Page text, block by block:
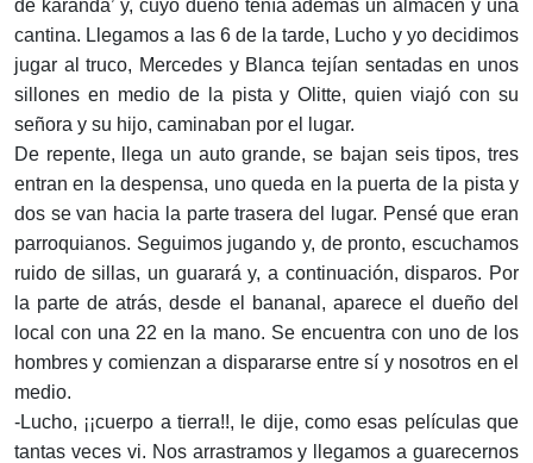
de karanda’ y, cuyo dueño tenía además un almacén y una
cantina. Llegamos a las 6 de la tarde, Lucho y yo decidimos
jugar al truco, Mercedes y Blanca tejían sentadas en unos
sillones en medio de la pista y Olitte, quien viajó con su
señora y su hijo, caminaban por el lugar.
De repente, llega un auto grande, se bajan seis tipos, tres
entran en la despensa, uno queda en la puerta de la pista y
dos se van hacia la parte trasera del lugar. Pensé que eran
parroquianos. Seguimos jugando y, de pronto, escuchamos
ruido de sillas, un guarará y, a continuación, disparos. Por
la parte de atrás, desde el bananal, aparece el dueño del
local con una 22 en la mano. Se encuentra con uno de los
hombres y comienzan a dispararse entre sí y nosotros en el
medio.
-Lucho, ¡¡cuerpo a tierra!!, le dije, como esas películas que
tantas veces vi. Nos arrastramos y llegamos a guarecernos